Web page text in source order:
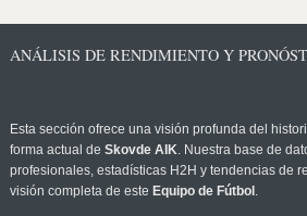
ANÁLISIS DE RENDIMIENTO Y
Esta sección ofrece una visión profunda del
forma actual de Skovde AIK. Nuestra base de
profesionales, estadísticas H2H y tendencias de
visión completa de este Equipo de Fútbol .